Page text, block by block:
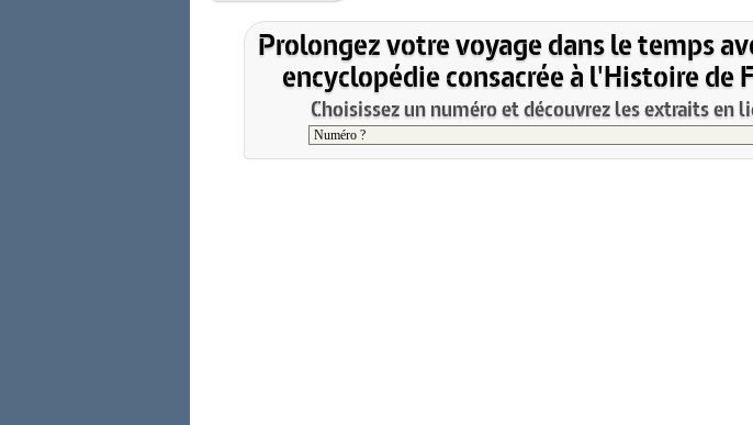
Prolongez votre voyage dans le temps
encyclopédie consacrée à l'Histoire de
Choisissez un numéro et découvrez les extraits en